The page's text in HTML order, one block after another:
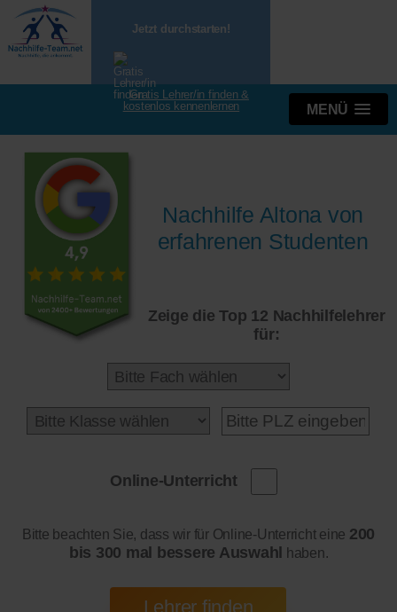
Jetzt durchstarten!
Gratis Lehrer/in finden &
kostenlos kennenlernen
MENÜ
Nachhilfe Altona von
erfahrenen Studenten
Zeige die Top 12 Nachhilfelehrer
für:
Online-Unterricht
Bitte beachten Sie, dass wir für Online-Unterricht eine 200
bis 300 mal bessere Auswahl haben.